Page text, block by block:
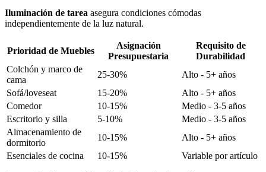
Iluminación de tarea asegura condiciones cómodas
independientemente de la luz natural.
Prioridad de Muebles
Asignación
Presupuestaria
Requisito de
Durabilidad
Colchón y marco de
cama
25-30%
Alto - 5+ años
Sofá/loveseat
15-20%
Alto - 5+ años
Comedor
10-15%
Medio - 3-5 años
Escritorio y silla
5-10%
Medio - 3-5 años
Almacenamiento de
dormitorio
10-15%
Alto - 5+ años
Esenciales de cocina
10-15% Variable por artículo